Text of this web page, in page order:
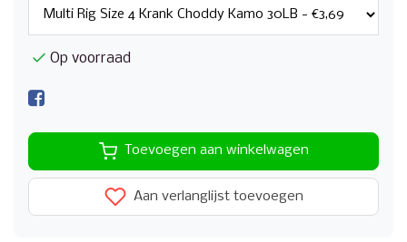
Op voorraad
Toevoegen aan winkelwagen
Aan verlanglijst toevoegen